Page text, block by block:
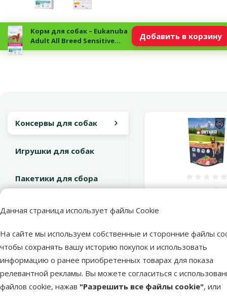
Данная страница использует файлы Cookie
На сайте мы используем собственные и сторонние файлы
чтобы сохранять вашу историю покупок и использовать
информацию о ранее приобретенных товарах для показа
релевантной рекламы. Вы можете согласиться с
файлов cookie, нажав "Разрешить все файлы cookie", или
Корм для собак – Eukanuba
Adult All Breed Sensitive
Digestion 12 кг
Добавить в корзину
Консервы для собак
Игрушки для собак
Пакетики для сбора
экскрементов
Средства от
Консервы для собак
Beef with vegetables
2,99 €
В